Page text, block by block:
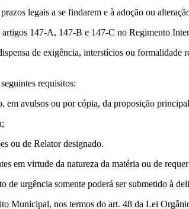
legais a se findarem e à adoção ou
147-A, 147-B e 147-C no Regimento
de exigência, interstícios ou formalidade
requisitos:
em avulsos ou por cópia, da proposição principal
ou de Relator designado.
em virtude da natureza da matéria ou de
de urgência somente poderá ser submetido à
Municipal, nos termos do art. 48 da Lei